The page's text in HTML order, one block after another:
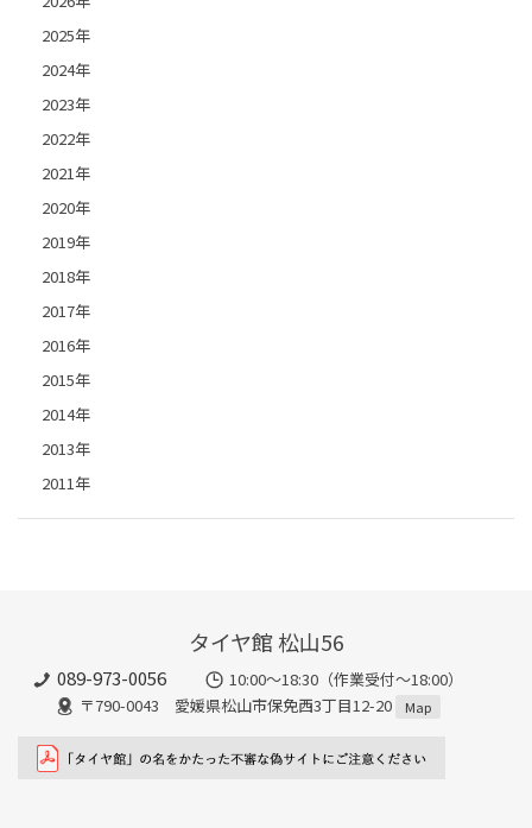
2025年
2024年
2023年
2022年
2021年
2020年
2019年
2018年
2017年
2016年
2015年
2014年
2013年
2011年
タイヤ館 松山56
089-973-0056
10:00～18:30（作業受付～18:00）
〒790-0043 愛媛県松山市保免西3丁目12-20
Map